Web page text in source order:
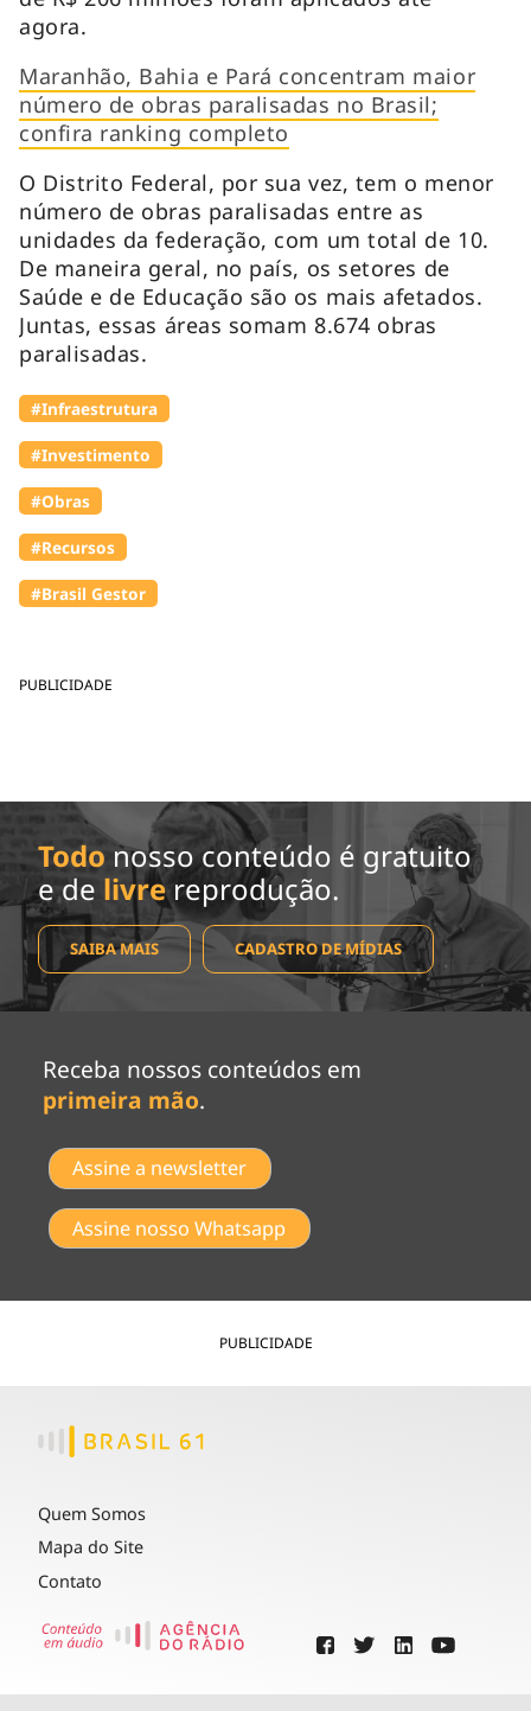
PUBLICIDADE
agora.
Maranhão, Bahia e Pará concentram maior
número de obras paralisadas no Brasil;
confira ranking completo
O Distrito Federal, por sua vez, tem o menor
número de obras paralisadas entre as
unidades da federação, com um total de 10.
De maneira geral, no país, os setores de
Saúde e de Educação são os mais afetados.
Juntas, essas áreas somam 8.674 obras
paralisadas.
#Infraestrutura
#Investimento
#Obras
#Recursos
#Brasil Gestor
Todo nosso conteúdo é gratuito
e de livrereprodução.
SAIBA MAIS CADASTRO DE MÍDIAS
Receba nossos conteúdos em
primeira mão.
Assine a newsletter
Assine nosso Whatsapp
PUBLICIDADE
Quem Somos
Mapa do Site
Contato